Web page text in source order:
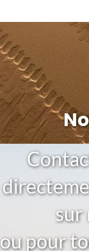
sur
ou pour